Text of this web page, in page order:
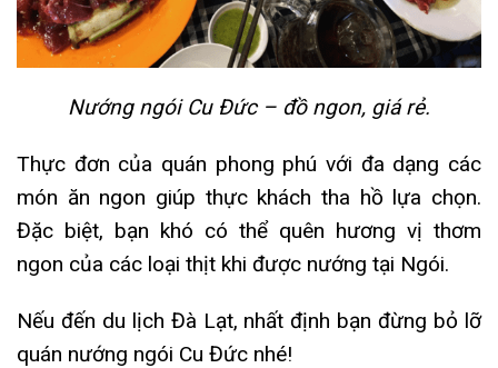
Nướng ngói Cu Đức – đồ ngon, giá rẻ.
Thực đơn của quán phong phú với đa dạng các
món ăn ngon giúp thực khách tha hồ lựa chọn.
Đặc biệt, bạn khó có thể quên hương vị thơm
ngon của các loại thịt khi được nướng tại Ngói.
Nếu đến du lịch Đà Lạt, nhất định bạn đừng bỏ lỡ
quán nướng ngói Cu Đức nhé!